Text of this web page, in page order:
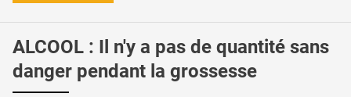
ALCOOL : Il n'y a pas de quantité sans
danger pendant la grossesse